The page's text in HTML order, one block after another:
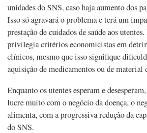
unidades do SNS, caso haja aumento dos
Isso só agravará o problema e terá um
prestação de cuidados de saúde aos
privilegia critérios economicistas em
clínicos, mesmo que isso signifique
aquisição de medicamentos ou de material
Enquanto os utentes esperam e
lucre muito com o negócio da doença, o
alimenta, com a progressiva redução da
do SNS.